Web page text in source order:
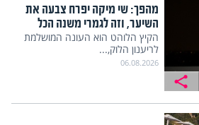
מהפך: שי מיקה יפרח צבעה את
השיער, וזה לגמרי משנה הכל
הקיץ הלוהט הוא העונה המושלמת
לריענון הלוק,...
06.08.2026